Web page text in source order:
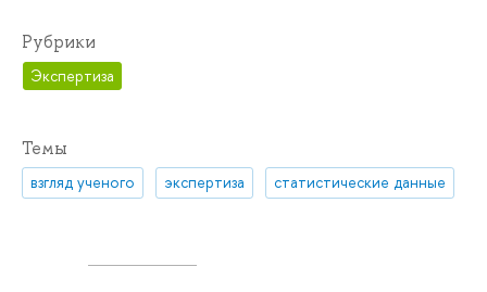
Рубрики
Экспертиза
Темы
взгляд ученого экспертиза статистические данные